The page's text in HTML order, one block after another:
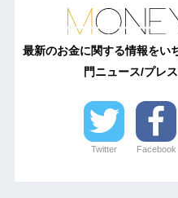
最新のお金に関する情報をい
門ニュース/プレ
Twitter Facebook